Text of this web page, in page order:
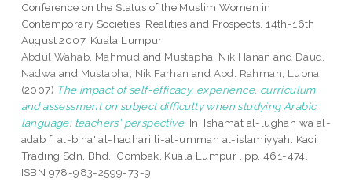
Conference on the Status of the Muslim Women in
Contemporary Societies: Realities and Prospects, 14th-16th
August 2007, Kuala Lumpur.
Abdul Wahab, Mahmud and Mustapha, Nik Hanan and Daud,
Nadwa and Mustapha, Nik Farhan and Abd. Rahman, Lubna
(2007) The impact of self-efficacy, experience, curriculum
and assessment on subject difficulty when studying Arabic
language: teachers' perspective. In: Ishamat al-lughah wa al-
adab fi al-bina' al-hadhari li-al-ummah al-islamiyyah. Kaci
Trading Sdn. Bhd., Gombak, Kuala Lumpur , pp. 461-474.
ISBN 978-983-2599-73-9